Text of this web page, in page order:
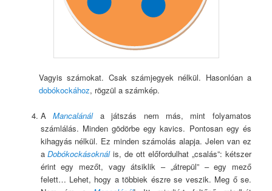
Vagyis számokat. Csak számjegyek nélkül. Hasonlóan a
dobókockához, rögzül a számkép.
AMancalánál
a játszás nem más, mint folyamatos
számlálás. Minden gödörbe egy kavics. Pontosan egy és
kihagyás nélkül. Ez minden számolás alapja. Jelen van ez
aDobókockásoknál is, de ott előfordulhat „csalás”: kétszer
érint egy mezőt, vagy átsiklik – „átrepül” – egy mező
felett… Lehet, hogy a többiek észre se veszik. Meg ő se.